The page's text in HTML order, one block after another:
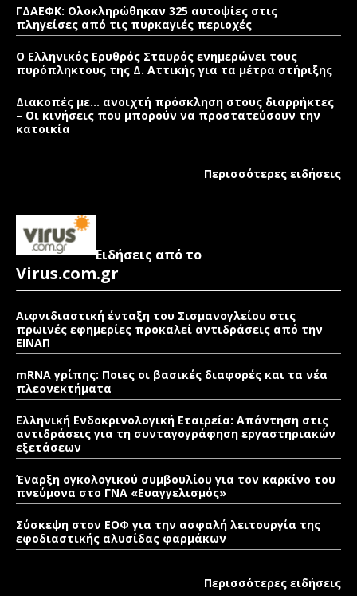
ΓΔΑΕΦΚ: Ολοκληρώθηκαν 325 αυτοψίες στις
πληγείσες από τις πυρκαγιές περιοχές
Ο Ελληνικός Ερυθρός Σταυρός ενημερώνει τους
πυρόπληκτους της Δ. Αττικής για τα μέτρα στήριξης
Διακοπές με… ανοιχτή πρόσκληση στους διαρρήκτες
– Οι κινήσεις που μπορούν να προστατεύσουν την
κατοικία
Περισσότερες ειδήσεις
Ειδήσεις από το
Virus.com.gr
Αιφνιδιαστική ένταξη του Σισμανογλείου στις
πρωινές εφημερίες προκαλεί αντιδράσεις από την
ΕΙΝΑΠ
mRNA γρίπης: Ποιες οι βασικές διαφορές και τα νέα
πλεονεκτήματα
Ελληνική Ενδοκρινολογική Εταιρεία: Απάντηση στις
αντιδράσεις για τη συνταγογράφηση εργαστηριακών
εξετάσεων
Έναρξη ογκολογικού συμβουλίου για τον καρκίνο του
πνεύμονα στο ΓΝΑ «Ευαγγελισμός»
Σύσκεψη στον ΕΟΦ για την ασφαλή λειτουργία της
εφοδιαστικής αλυσίδας φαρμάκων
Περισσότερες ειδήσεις